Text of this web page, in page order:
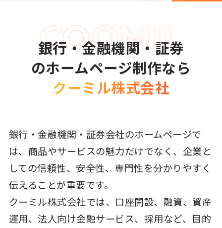
銀行・金融機関・証券
のホームページ制作なら
クーミル株式会社
銀行・金融機関・証券会社のホームページで
は、商品やサービスの魅力だけでなく、企業と
しての信頼性、安全性、専門性を分かりやすく
伝えることが重要です。
クーミル株式会社では、口座開設、融資、資産
運用、法人向け金融サービス、採用など、目的